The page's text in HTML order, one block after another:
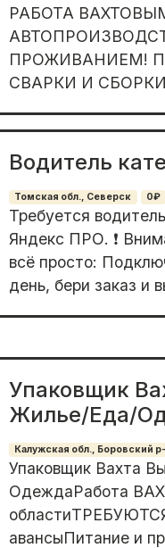
РАБОТА
ПРОЖИВАНИЕМ!
СВАРКИ И СБОРКИ
Водитель
Томская обл., Северск 0₽
Требуется
Яндекс ПРО. ❗️
всё просто:
день, бери заказ и
Упаковщик
Жилье/Еда/
Калужская обл., Боровский
Упакoвщик Вaxта
ОдеждaPaботa
aвaнcыПитание и